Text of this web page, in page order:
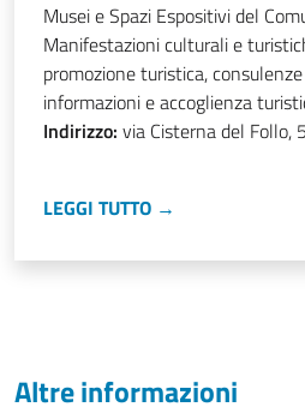
Musei e Spazi Espositivi del
Manifestazioni culturali e
promozione turistica,
informazioni e accoglienza
Indirizzo: via Cisterna del Follo,
LEGGI TUTTO →
Altre informazioni